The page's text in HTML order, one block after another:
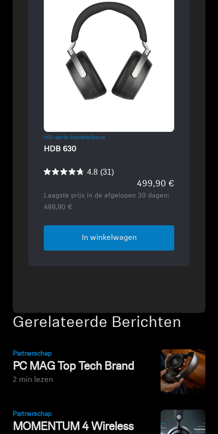
Gerelateerde Berichten
Partnerschap
PC MAG Top Tech Brand
2 min lezen
Partnerschap
MOMENTUM 4 Wireless
HD-serie koptelefoons
HDB 630
4.8 (31)
499,90 €
Laagste prijs in de afgelopen 30 dagen:
499,90 €
In winkelwagen